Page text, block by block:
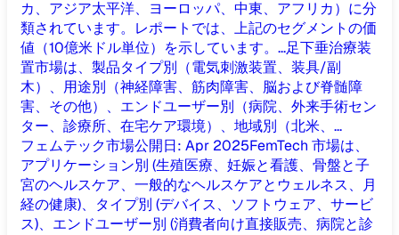
カ、アジア太平洋、ヨーロッパ、中東、アフリカ）に分
類されています。レポートでは、上記のセグメントの価
値（10億米ドル単位）を示しています。...足下垂治療装
置市場は、製品タイプ別（電気刺激装置、装具/副
木）、用途別（神経障害、筋肉障害、脳および脊髄障
害、その他）、エンドユーザー別（病院、外来手術セン
ター、診療所、在宅ケア環境）、地域別（北米、...
フェムテック市場公開日: Apr 2025FemTech 市場は、
アプリケーション別 (生殖医療、妊娠と看護、骨盤と子
宮のヘルスケア、一般的なヘルスケアとウェルネス、月
経の健康)、タイプ別 (デバイス、ソフトウェア、サービ
ス)、エンドユーザー別 (消費者向け直接販売、病院と診